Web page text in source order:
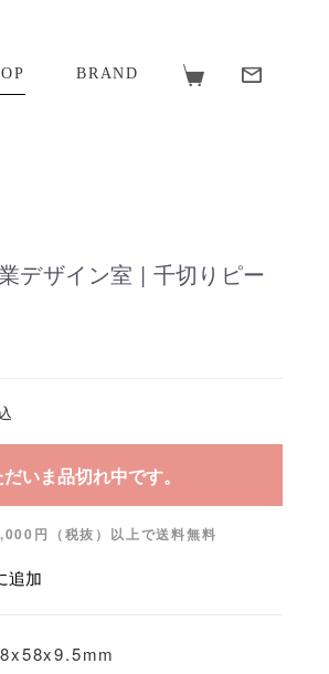
BRAND
デザイン室 | 千切りピー
だいま品切れ中です。
円（税抜）以上で送料無料
追加